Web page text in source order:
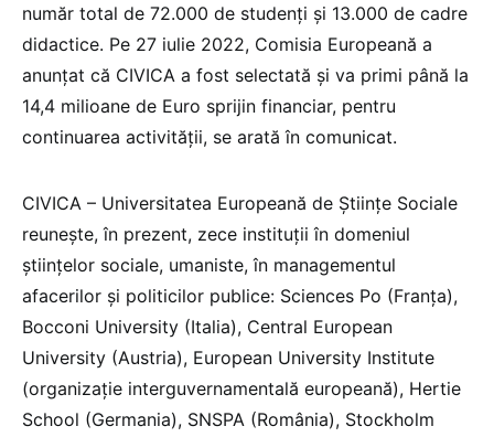
număr total de 72.000 de studenți și 13.000 de cadre
didactice. Pe 27 iulie 2022, Comisia Europeană a
anunţat că CIVICA a fost selectată şi va primi până la
14,4 milioane de Euro sprijin financiar, pentru
continuarea activității, se arată în comunicat.
CIVICA – Universitatea Europeană de Științe Sociale
reunește, în prezent, zece instituții în domeniul
științelor sociale, umaniste, în managementul
afacerilor și politicilor publice: Sciences Po (Franța),
Bocconi University (Italia), Central European
University (Austria), European University Institute
(organizație interguvernamentală europeană), Hertie
School (Germania), SNSPA (România), Stockholm